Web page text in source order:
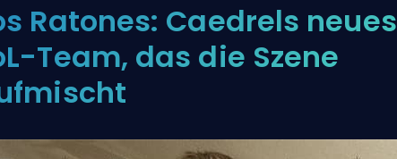
Ratones: Caedrels neues
Team, das die Szene